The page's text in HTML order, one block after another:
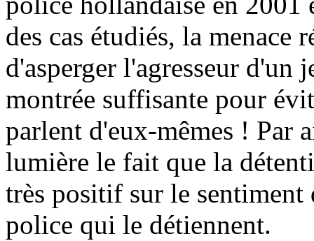
des cas étudiés, la menace
d'asperger l'agresseur d'un
montrée suffisante pour
parlent d'eux-mêmes ! Par
lumière le fait que la
très positif sur le sentiment
police qui le détiennent.